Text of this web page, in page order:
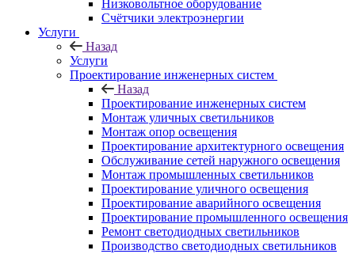
Низковольтное оборудование
Счётчики электроэнергии
Услуги
Назад
Услуги
Проектирование инженерных систем
Назад
Проектирование инженерных систем
Монтаж уличных светильников
Монтаж опор освещения
Проектирование архитектурного освещения
Обслуживание сетей наружного освещения
Монтаж промышленных светильников
Проектирование уличного освещения
Проектирование аварийного освещения
Проектирование промышленного освещения
Ремонт светодиодных светильников
Производство светодиодных светильников